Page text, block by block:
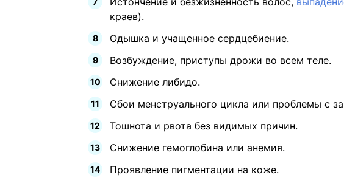
краев).
Одышка и учащенное сердцебиение.
Возбуждение, приступы дрожи во всем теле.
Снижение либидо.
Сбои менструального цикла или проблемы с
Тошнота и рвота без видимых причин.
Снижение гемоглобина или анемия.
Проявление пигментации на коже.